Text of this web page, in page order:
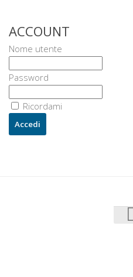
ACCOUNT
Nome utente
Password
Ricordami